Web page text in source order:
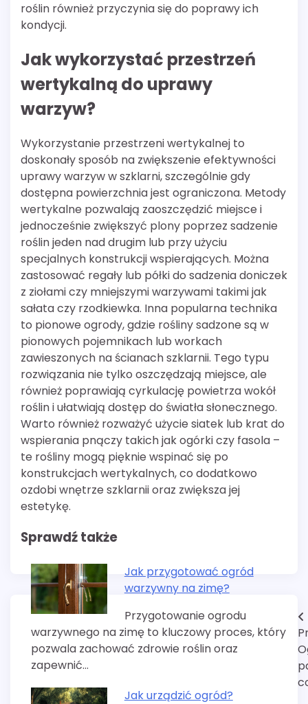
roślin również przyczynia się do poprawy ich
kondycji.
Jak wykorzystać przestrzeń
wertykalną do uprawy
warzyw?
Wykorzystanie przestrzeni wertykalnej to
doskonały sposób na zwiększenie efektywności
uprawy warzyw w szklarni, szczególnie gdy
dostępna powierzchnia jest ograniczona. Metody
wertykalne pozwalają zaoszczędzić miejsce i
jednocześnie zwiększyć plony poprzez sadzenie
roślin jeden nad drugim lub przy użyciu
specjalnych konstrukcji wspierających. Można
zastosować regały lub półki do sadzenia doniczek
z ziołami czy mniejszymi warzywami takimi jak
sałata czy rzodkiewka. Inna popularna technika
to pionowe ogrody, gdzie rośliny sadzone są w
pionowych pojemnikach lub workach
zawieszonych na ścianach szklarnii. Tego typu
rozwiązania nie tylko oszczędzają miejsce, ale
również poprawiają cyrkulację powietrza wokół
roślin i ułatwiają dostęp do światła słonecznego.
Warto również rozważyć użycie siatek lub krat do
wspierania pnączy takich jak ogórki czy fasola –
te rośliny mogą pięknie wspinać się po
konstrukcjach wertykalnych, co dodatkowo
ozdobi wnętrze szklarnii oraz zwiększa jej
estetykę.
Sprawdź także
Jak przygotować ogród
warzywny na zimę?
Przygotowanie ogrodu
warzywnego na zimę to kluczowy proces, który
pozwala zachować zdrowie roślin oraz
zapewnić…
Jak urządzić ogród?
Nawigacja
wpisu